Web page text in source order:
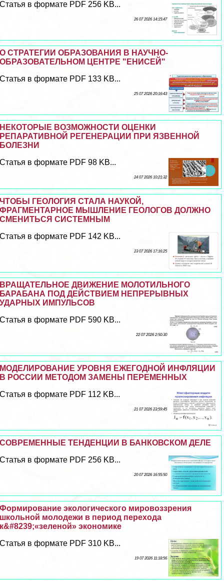
Статья в формате PDF 256 KB...
26 07 2026 14:15:47
О СТРАТЕГИИ ОБРАЗОВАНИЯ В НАУЧНО-
ОБРАЗОВАТЕЛЬНОМ ЦЕНТРЕ "ЕНИСЕЙ"
Статья в формате PDF 133 KB...
25 07 2026 20:16:43
НЕКОТОРЫЕ ВОЗМОЖНОСТИ ОЦЕНКИ
РЕПАРАТИВНОЙ РЕГЕНЕРАЦИИ ПРИ ЯЗВЕННОЙ
БОЛЕЗНИ
Статья в формате PDF 98 KB...
24 07 2026 10:21:32
ЧТОБЫ ГЕОЛОГИЯ СТАЛА НАУКОЙ,
ФРАГМЕНТАРНОЕ МЫШЛЕНИЕ ГЕОЛОГОВ ДОЛЖНО
СМЕНИТЬСЯ СИСТЕМНЫМ
Статья в формате PDF 142 KB...
23 07 2026 17:16:25
ВРАЩАТЕЛЬНОЕ ДВИЖЕНИЕ МОЛОТИЛЬНОГО
БАРАБАНА ПОД ДЕЙСТВИЕМ НЕПРЕРЫВНЫХ
УДАРНЫХ ИМПУЛЬСОВ
Статья в формате PDF 590 KB...
22 07 2026 2:50:30
МОДЕЛИРОВАНИЕ УРОВНЯ ЕЖЕГОДНОЙ ИНФЛЯЦИИ
В РОССИИ МЕТОДОМ ЗАМЕНЫ ПЕРЕМЕННЫХ
Статья в формате PDF 112 KB...
21 07 2026 23:59:45
СОВРЕМЕННЫЕ ТЕНДЕНЦИИ В БАНКОВСКОМ ДЕЛЕ
Статья в формате PDF 256 KB...
20 07 2026 16:55:50
Формирование экологического мировоззрения
школьной молодежи в период перехода
к&#8239;«зеленой» экономике
Статья в формате PDF 310 KB...
19 07 2026 11:18:56